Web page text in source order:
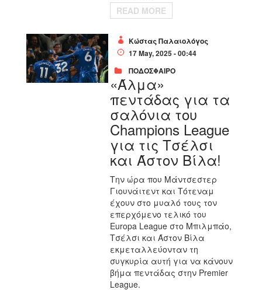
READ MORE
Κώστας Παλαιολόγος
17 May, 2025 - 00:44
ΠΟΔΟΣΦΑΙΡΟ
«Άλμα»
πεντάδας για τα
σαλόνια του
Champions League
για τις Τσέλσι
και Άστον Βίλα!
Την ώρα που Μάντσεστερ
Γιουνάιτεντ και Τότεναμ
έχουν στο μυαλό τους τον
επερχόμενο τελικό του
Europa League στο Μπιλμπάο,
Τσέλσι και Άστον Βίλα
εκμεταλλεύονταν τη
συγκυρία αυτή για να κάνουν
βήμα πεντάδας στην Premier
League.